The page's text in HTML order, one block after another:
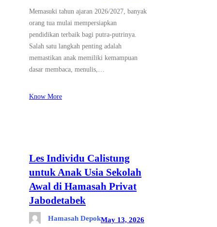
Memasuki tahun ajaran 2026/2027, banyak
orang tua mulai mempersiapkan
pendidikan terbaik bagi putra-putrinya.
Salah satu langkah penting adalah
memastikan anak memiliki kemampuan
dasar membaca, menulis,…
Know More
Les Individu Calistung
untuk Anak Usia Sekolah
Awal di Hamasah Privat
Jabodetabek
Hamasah DepokMay 13, 2026